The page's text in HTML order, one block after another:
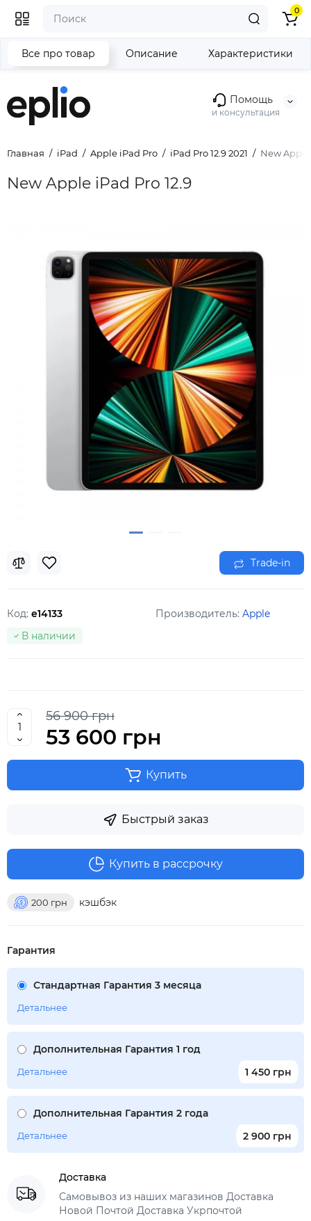
Помощь
и консультация
0
Главная iPad Apple iPad Pro iPad Pro 12.9 2021 New Apple
New Apple iPad Pro 12.9
Все про товар Описание Характеристики
Trade-in
Код: e14133 Производитель: Apple
В наличии
56 900 грн
53 600 грн
Купить
Быстрый заказ
200 грн кэшбэк
Купить в рассрочку
Гарантия
Стандартная Гарантия 3 месяца
Детальнее
Дополнительная Гарантия 1 год
1 450 грн
Детальнее
Дополнительная Гарантия 2 года
2 900 грн
Детальнее
Доставка
Самовывоз из наших магазинов Доставка
Новой Почтой Доставка Укрпочтой